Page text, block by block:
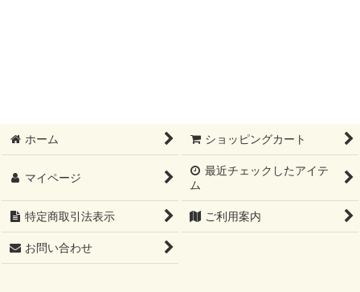
ホーム ショッピングカート
マイページ
最近チェックしたアイテ
ム
特定商取引法表示 ご利用案内
お問い合わせ